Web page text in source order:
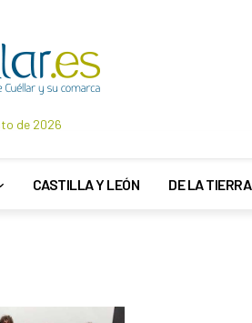
de 2026
CASTILLA Y LEÓN DE LA TIERRA